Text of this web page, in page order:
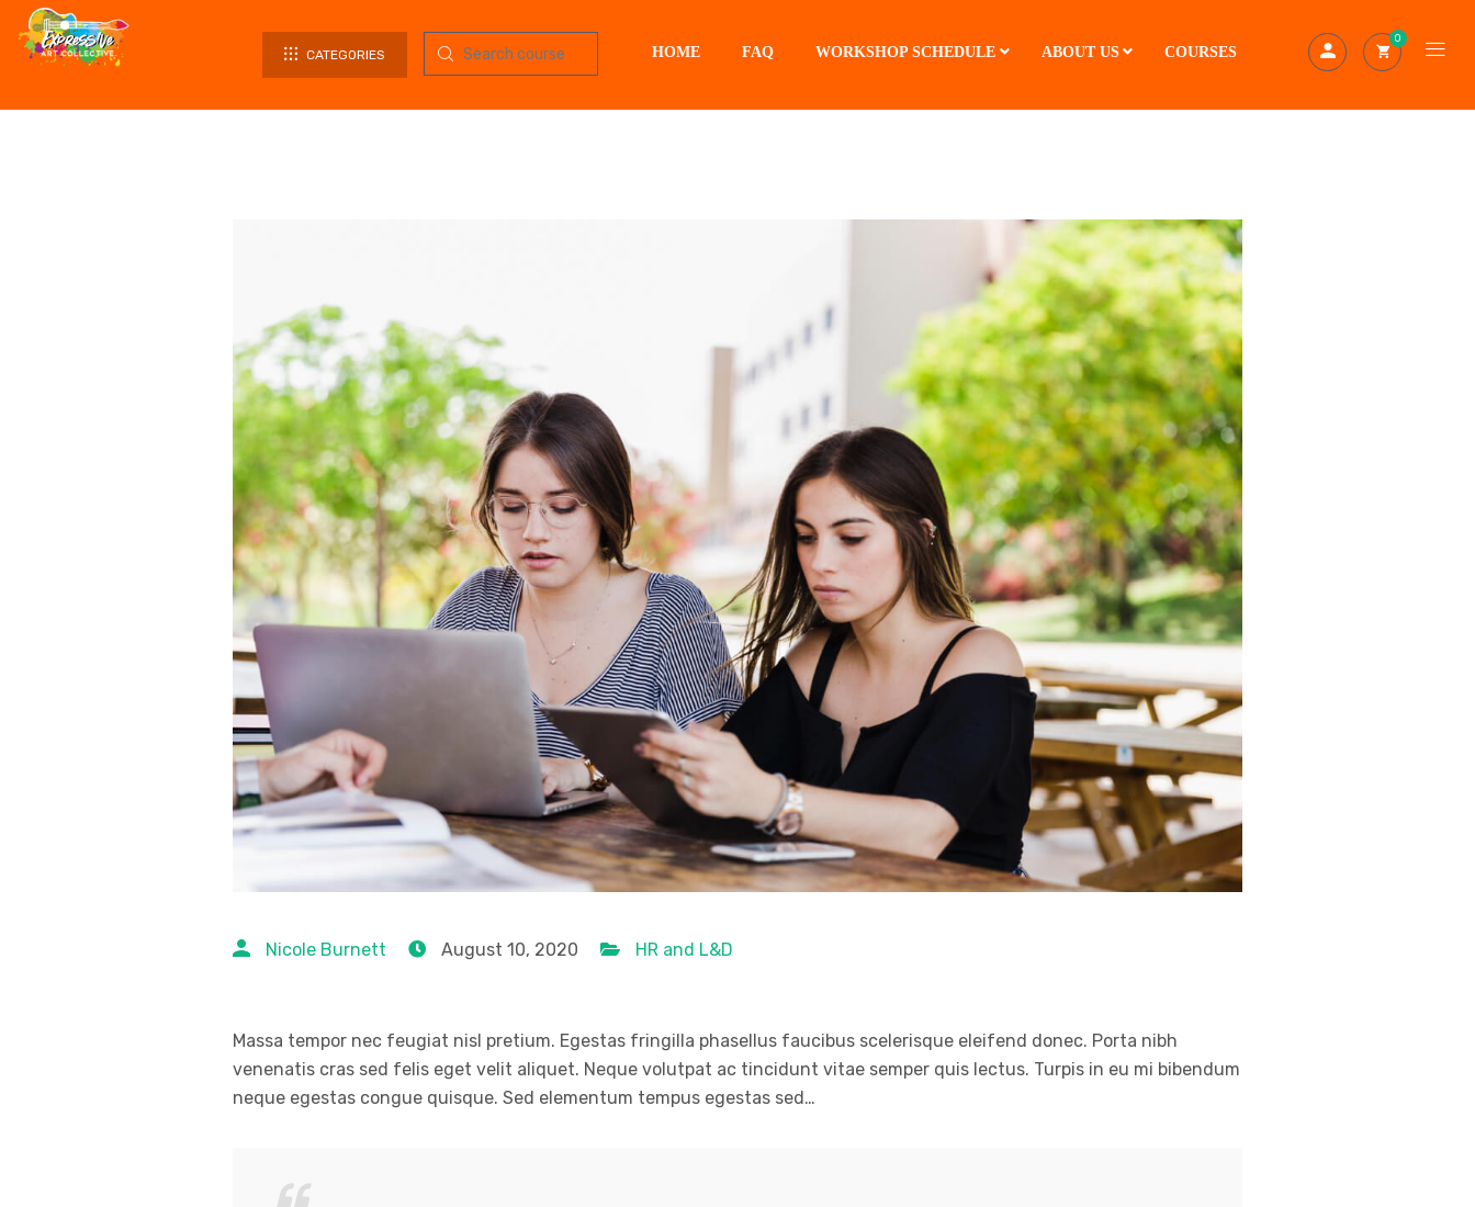
CATEGORIES HOME FAQ WORKSHOP SCHEDULE ABOUT US COURSES
0
Nicole Burnett August 10, 2020 HR and L&D
Massa tempor nec feugiat nisl pretium. Egestas fringilla phasellus faucibus scelerisque eleifend donec. Porta nibh
venenatis cras sed felis eget velit aliquet. Neque volutpat ac tincidunt vitae semper quis lectus. Turpis in eu mi bibendum
neque egestas congue quisque. Sed elementum tempus egestas sed…